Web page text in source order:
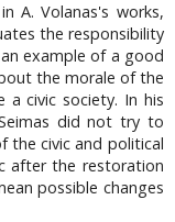
A. Volanas's works,
the responsibility
example of a good
the morale of the
civic society. In his
did not try to
the civic and political
after the restoration
possible changes